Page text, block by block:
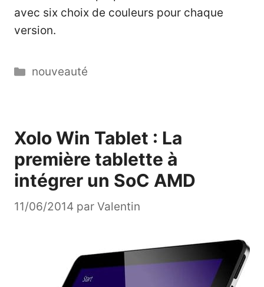
avec six choix de couleurs pour chaque
version.
Catégories
nouveauté
Xolo Win Tablet : La
première tablette à
intégrer un SoC AMD
11/06/2014 par Valentin